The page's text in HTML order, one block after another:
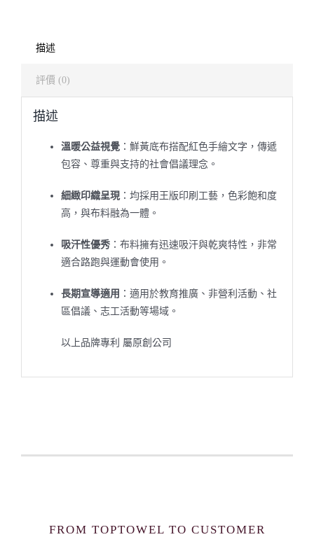
描述
評價 (0)
描述
溫暖公益視覺：鮮黃底布搭配紅色手繪文字，傳遞
包容、尊重與支持的社會倡議理念。
細緻印織呈現：均採用王版印刷工藝，色彩飽和度
高，與布料融為一體。
吸汗性優秀：布料擁有迅速吸汗與乾爽特性，非常
適合路跑與運動會使用。
長期宣導適用 ：適用於教育推廣、非營利活動、社
區倡議、志工活動等場域。
以上品牌專利 屬原創公司
FROM TOPTOWEL TO CUSTOMER